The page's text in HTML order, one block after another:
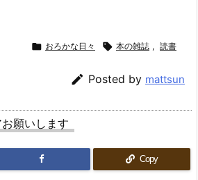
 おろかな日々  本の雑誌 , 読書
 Posted by mattsun
願いします
Copy